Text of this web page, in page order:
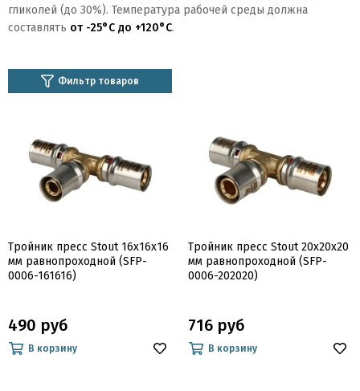
гликолей (до 30%). Температура рабочей среды должна
составлять от -25°C до +120°C.
Фильтр товаров
Тройник пресс Stout 16x16x16
мм равнопроходной (SFP-
0006-161616)
490 руб
В корзину
Тройник пресс Stout 20x20x20
мм равнопроходной (SFP-
0006-202020)
716 руб
В корзину